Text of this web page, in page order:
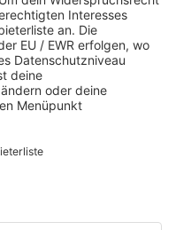
Sounds häufig liefen
DerShake!FM
in 2017 einen
aus, was wir
Körper zum
Das "FRONT" war